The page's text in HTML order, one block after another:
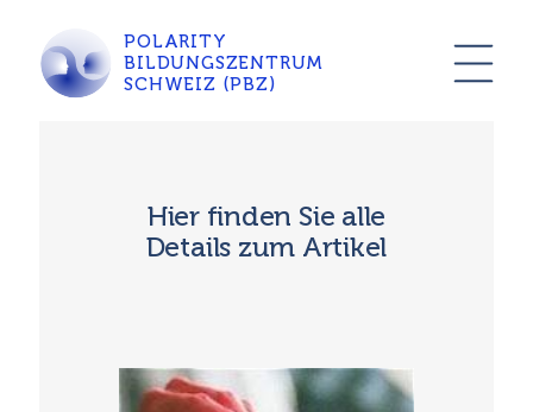
POLARITY
BILDUNGSZENTRUM
SCHWEIZ (PBZ)
Hier finden Sie alle
Details zum Artikel